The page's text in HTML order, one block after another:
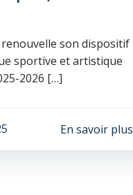
son dispositif
sportive et artistique
2026 […]
En savoir plus